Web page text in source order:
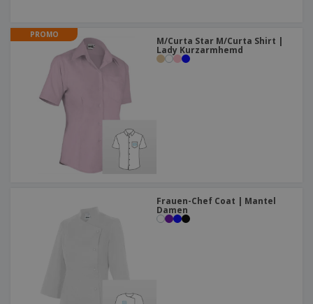
PROMO
M/Curta Star M/Curta Shirt |
Lady Kurzarmhemd
Frauen-Chef Coat | Mantel
Damen